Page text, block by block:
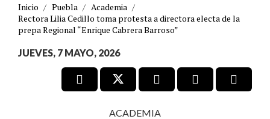
Inicio / Puebla / Academia /
Rectora Lilia Cedillo toma protesta a directora electa de la
prepa Regional “Enrique Cabrera Barroso”
JUEVES, 7 MAYO, 2026
ACADEMIA